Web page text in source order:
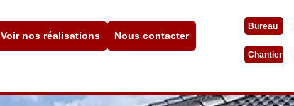
Voir nos réalisations Nous contacter
Bureau
Chantier